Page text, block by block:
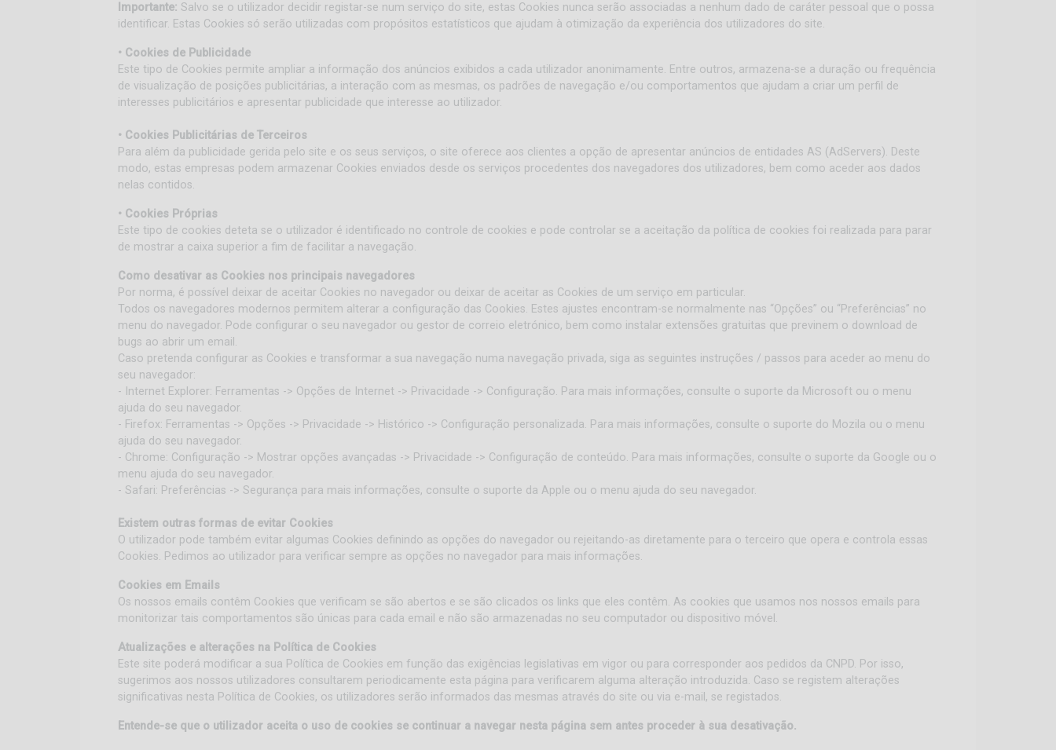
Importante: Salvo se o utilizador decidir registar-se num serviço do site, estas Cookies nunca serão associadas a nenhum dado de caráter pessoal que o possa
identificar. Estas Cookies só serão utilizadas com propósitos estatísticos que ajudam à otimização da experiência dos utilizadores do site.
• Cookies de Publicidade
Este tipo de Cookies permite ampliar a informação dos anúncios exibidos a cada utilizador anonimamente. Entre outros, armazena-se a duração ou frequência
de visualização de posições publicitárias, a interação com as mesmas, os padrões de navegação e/ou comportamentos que ajudam a criar um perfil de
interesses publicitários e apresentar publicidade que interesse ao utilizador.
• Cookies Publicitárias de Terceiros
Para além da publicidade gerida pelo site e os seus serviços, o site oferece aos clientes a opção de apresentar anúncios de entidades AS (AdServers). Deste
modo, estas empresas podem armazenar Cookies enviados desde os serviços procedentes dos navegadores dos utilizadores, bem como aceder aos dados
nelas contidos.
• Cookies Próprias
Este tipo de cookies deteta se o utilizador é identificado no controle de cookies e pode controlar se a aceitação da política de cookies foi realizada para parar
de mostrar a caixa superior a fim de facilitar a navegação.
Como desativar as Cookies nos principais navegadores
Por norma, é possível deixar de aceitar Cookies no navegador ou deixar de aceitar as Cookies de um serviço em particular.
Todos os navegadores modernos permitem alterar a configuração das Cookies. Estes ajustes encontram-se normalmente nas “Opções” ou “Preferências” no
menu do navegador. Pode configurar o seu navegador ou gestor de correio eletrónico, bem como instalar extensões gratuitas que previnem o download de
bugs ao abrir um email.
Caso pretenda configurar as Cookies e transformar a sua navegação numa navegação privada, siga as seguintes instruções / passos para aceder ao menu do
seu navegador:
- Internet Explorer: Ferramentas -> Opções de Internet -> Privacidade -> Configuração. Para mais informações, consulte o suporte da Microsoft ou o menu
ajuda do seu navegador.
- Firefox: Ferramentas -> Opções -> Privacidade -> Histórico -> Configuração personalizada. Para mais informações, consulte o suporte do Mozila ou o menu
ajuda do seu navegador.
- Chrome: Configuração -> Mostrar opções avançadas -> Privacidade -> Configuração de conteúdo. Para mais informações, consulte o suporte da Google ou o
menu ajuda do seu navegador.
- Safari: Preferências -> Segurança para mais informações, consulte o suporte da Apple ou o menu ajuda do seu navegador.
Existem outras formas de evitar Cookies
O utilizador pode também evitar algumas Cookies definindo as opções do navegador ou rejeitando-as diretamente para o terceiro que opera e controla essas
Cookies. Pedimos ao utilizador para verificar sempre as opções no navegador para mais informações.
Cookies em Emails
Os nossos emails contêm Cookies que verificam se são abertos e se são clicados os links que eles contêm. As cookies que usamos nos nossos emails para
monitorizar tais comportamentos são únicas para cada email e não são armazenadas no seu computador ou dispositivo móvel.
Atualizações e alterações na Política de Cookies
Este site poderá modificar a sua Política de Cookies em função das exigências legislativas em vigor ou para corresponder aos pedidos da CNPD. Por isso,
sugerimos aos nossos utilizadores consultarem periodicamente esta página para verificarem alguma alteração introduzida. Caso se registem alterações
significativas nesta Política de Cookies, os utilizadores serão informados das mesmas através do site ou via e-mail, se registados.
Entende-se que o utilizador aceita o uso de cookies se continuar a navegar nesta página sem antes proceder à sua desativação.